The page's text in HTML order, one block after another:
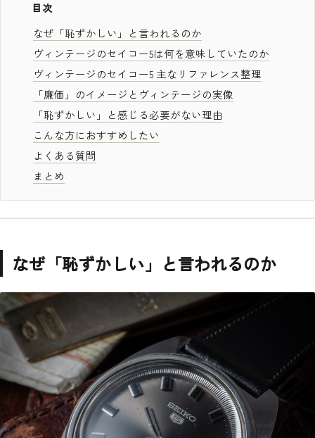
目次
なぜ「恥ずかしい」と言われるのか
ヴィンテージのセイコー5は何を意味していたのか
ヴィンテージのセイコー5 主なリファレンス整理
「廉価」のイメージとヴィンテージの実像
「恥ずかしい」と感じる必要がない理由
こんな方におすすめしたい
よくある質問
まとめ
なぜ「恥ずかしい」と言われるのか